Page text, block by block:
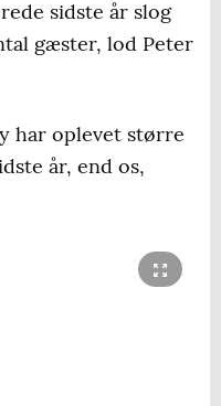
sidste år slog
gæster, lod Peter
har oplevet større
år, end os,